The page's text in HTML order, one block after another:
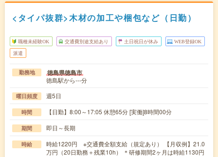
<タイパ抜群>木材の加工や梱包など（日勤）
職種未経験OK 交通費別途支給あり 土日祝日が休み WEB登録OK
派遣
勤務地 徳島県徳島市
徳島駅から---分
曜日頻度 週5日
時間 【日勤】8:00～17:05 休憩65分 [実働]8時間00分
期間 即日～長期
時給
時給1220円 ※交通費全額支給（規定あり） 【月収例】21.0
万円（20日勤務＋残業10h） ＊研修期間2ヶ月は時給1130円